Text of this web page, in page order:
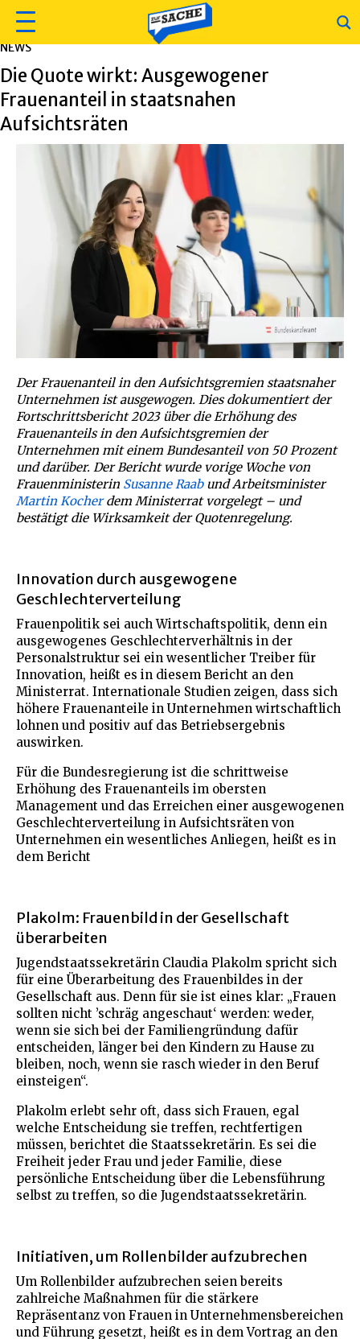
NEWS
Die Quote wirkt: Ausgewogener
Frauenanteil in staatsnahen
Aufsichtsräten
Der Frauenanteil in den Aufsichtsgremien staatsnaher
Unternehmen ist ausgewogen. Dies dokumentiert der
Fortschrittsbericht 2023 über die Erhöhung des
Frauenanteils in den Aufsichtsgremien der
Unternehmen mit einem Bundesanteil von 50 Prozent
und darüber. Der Bericht wurde vorige Woche von
Frauenministerin Susanne Raabund Arbeitsminister
Martin Kocherdem Ministerrat vorgelegt – und
bestätigt die Wirksamkeit der Quotenregelung.
Innovation durch ausgewogene
Geschlechterverteilung
Frauenpolitik sei auch Wirtschaftspolitik, denn ein
ausgewogenes Geschlechterverhältnis in der
Personalstruktur sei ein wesentlicher Treiber für
Innovation, heißt es in diesem Bericht an den
Ministerrat. Internationale Studien zeigen, dass sich
höhere Frauenanteile in Unternehmen wirtschaftlich
lohnen und positiv auf das Betriebsergebnis
auswirken.
Für die Bundesregierung ist die schrittweise
Erhöhung des Frauenanteils im obersten
Management und das Erreichen einer ausgewogenen
Geschlechterverteilung in Aufsichtsräten von
Unternehmen ein wesentliches Anliegen, heißt es in
dem Bericht
Plakolm: Frauenbild in der Gesellschaft
überarbeiten
Jugendstaatssekretärin Claudia Plakolm spricht sich
für eine Überarbeitung des Frauenbildes in der
Gesellschaft aus. Denn für sie ist eines klar: „Frauen
sollten nicht ’schräg angeschaut‘ werden: weder,
wenn sie sich bei der Familiengründung dafür
entscheiden, länger bei den Kindern zu Hause zu
bleiben, noch, wenn sie rasch wieder in den Beruf
einsteigen“.
Plakolm erlebt sehr oft, dass sich Frauen, egal
welche Entscheidung sie treffen, rechtfertigen
müssen, berichtet die Staatssekretärin. Es sei die
Freiheit jeder Frau und jeder Familie, diese
persönliche Entscheidung über die Lebensführung
selbst zu treffen, so die Jugendstaatssekretärin.
Initiativen, um Rollenbilder aufzubrechen
Um Rollenbilder aufzubrechen seien bereits
zahlreiche Maßnahmen für die stärkere
Repräsentanz von Frauen in Unternehmensbereichen
und Führung gesetzt, heißt es in dem Vortrag an den